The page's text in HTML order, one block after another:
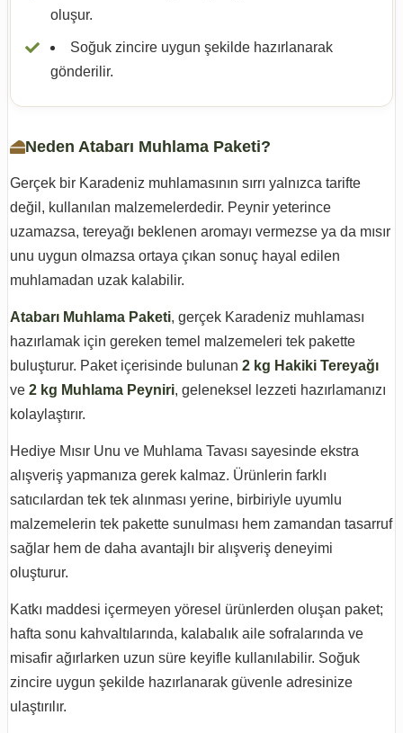
oluşur.
Soğuk zincire uygun şekilde hazırlanarak
gönderilir.
Neden Atabarı Muhlama Paketi?
Gerçek bir Karadeniz muhlamasının sırrı yalnızca tarifte
değil, kullanılan malzemelerdedir. Peynir yeterince
uzamazsa, tereyağı beklenen aromayı vermezse ya da mısır
unu uygun olmazsa ortaya çıkan sonuç hayal edilen
muhlamadan uzak kalabilir.
Atabarı Muhlama Paketi, gerçek Karadeniz muhlaması
hazırlamak için gereken temel malzemeleri tek pakette
buluşturur. Paket içerisinde bulunan 2 kg Hakiki Tereyağı
ve 2 kg Muhlama Peyniri, geleneksel lezzeti hazırlamanızı
kolaylaştırır.
Hediye Mısır Unu ve Muhlama Tavası sayesinde ekstra
alışveriş yapmanıza gerek kalmaz. Ürünlerin farklı
satıcılardan tek tek alınması yerine, birbiriyle uyumlu
malzemelerin tek pakette sunulması hem zamandan tasarruf
sağlar hem de daha avantajlı bir alışveriş deneyimi
oluşturur.
Katkı maddesi içermeyen yöresel ürünlerden oluşan paket;
hafta sonu kahvaltılarında, kalabalık aile sofralarında ve
misafir ağırlarken uzun süre keyifle kullanılabilir. Soğuk
zincire uygun şekilde hazırlanarak güvenle adresinize
ulaştırılır.